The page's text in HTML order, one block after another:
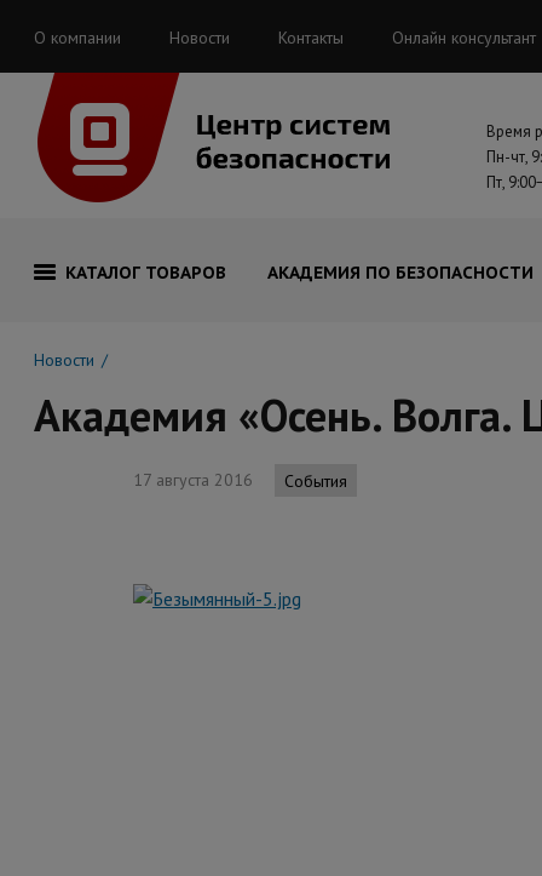
О компании Новости Контакты Онлайн консультант
Время
Пн-чт,
Пт,
КАТАЛОГ ТОВАРОВ АКАДЕМИЯ ПО БЕЗОПАСНОСТИ
Новости
Академия «Осень. Волга.
17 августа 2016 События